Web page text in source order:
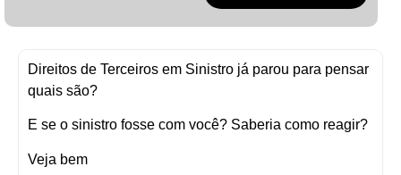
Direitos de Terceiros em Sinistro já parou para pensar
quais são?
E se o sinistro fosse com você? Saberia como reagir?
Veja bem